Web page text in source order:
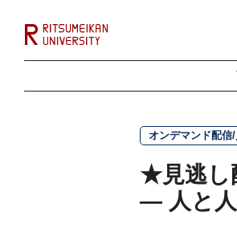
オンデマンド配信
★見逃し
― 人と人